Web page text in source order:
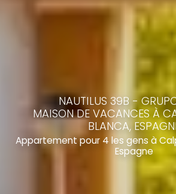
NAUTILUS 39B -
MAISON DE VACANCES À
BLANCA,
Appartement pour 4 les gens à
Espagne